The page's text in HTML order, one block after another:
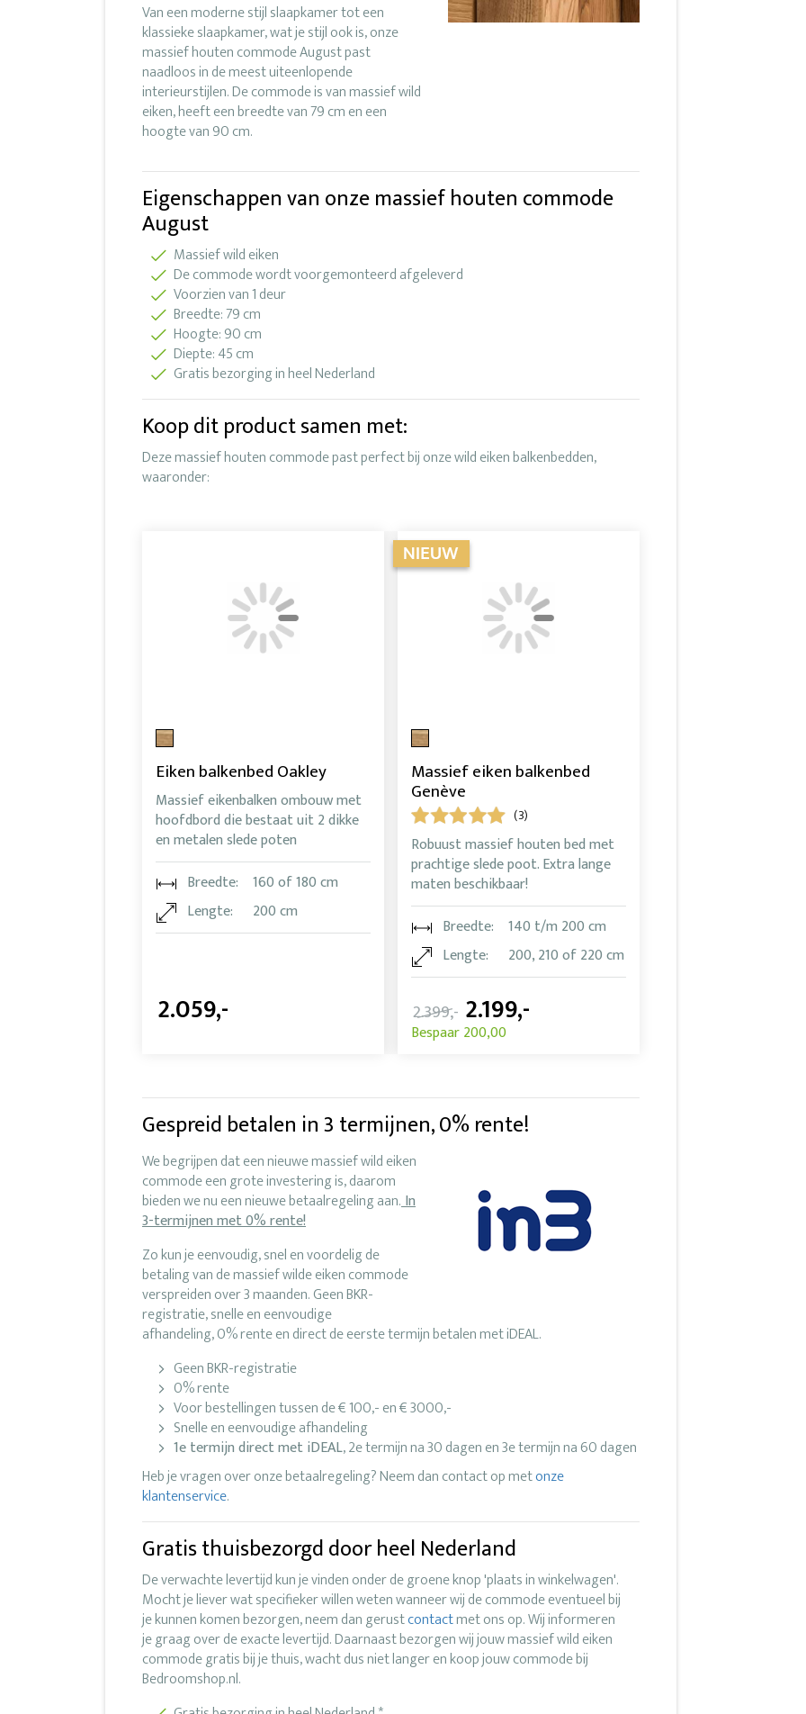
Van een moderne stijl slaapkamer tot een
klassieke slaapkamer, wat je stijl ook is, onze
massief houten commode August past
naadloos in de meest uiteenlopende
interieurstijlen. De commode is van massief wild
eiken, heeft een breedte van 79 cm en een
hoogte van 90 cm.
Eigenschappen van onze massief houten commode
August
Massief wild eiken
De commode wordt voorgemonteerd afgeleverd
Voorzien van 1 deur
Breedte: 79 cm
Hoogte: 90 cm
Diepte: 45 cm
Gratis bezorging in heel Nederland
Koop dit product samen met:
Deze massief houten commode past perfect bij onze wild eiken balkenbedden,
waaronder:
Eiken balkenbed Oakley
Massief eikenbalken ombouw met
hoofdbord die bestaat uit 2 dikke
en metalen slede poten
Breedte:
160 of 180 cm
Lengte:
200 cm
2.059,-
Massief eiken balkenbed
Genève
(3)
Robuust massief houten bed met
prachtige slede poot. Extra lange
maten beschikbaar!
Breedte:
140 t/m 200 cm
Lengte:
200, 210 of 220 cm
2.399,- 2.199,-
Bespaar 200,00
Gespreid betalen in 3 termijnen, 0% rente!
We begrijpen dat een nieuwe massief wild eiken
commode een grote investering is, daarom
bieden we nu een nieuwe betaalregeling aan.In
3-termijnen met 0% rente!
Zo kun je eenvoudig, snel en voordelig de
betaling van de massief wilde eiken commode
verspreiden over 3 maanden. Geen BKR-
registratie, snelle en eenvoudige
afhandeling, 0% rente en direct de eerste termijn betalen met iDEAL.
Geen BKR-registratie
0% rente
Voor bestellingen tussen de € 100,- en € 3000,-
Snelle en eenvoudige afhandeling
1e termijn direct met iDEAL, 2e termijn na 30 dagen en 3e termijn na 60 dagen
Heb je vragen over onze betaalregeling? Neem dan contact op metonze
klantenservice.
Gratis thuisbezorgd door heel Nederland
De verwachte levertijd kun je vinden onder de groene knop 'plaats in winkelwagen'.
Mocht je liever wat specifieker willen weten wanneer wij de commode eventueel bij
je kunnen komen bezorgen, neem dan gerustcontactmet ons op. Wij informeren
je graag over de exacte levertijd. Daarnaast bezorgen wij jouw massief wild eiken
commode gratis bij je thuis, wacht dus niet langer en koop jouw commode bij
Bedroomshop.nl.